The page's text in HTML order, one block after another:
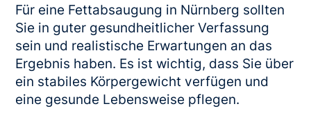
Für eine Fettabsaugung in Nürnberg sollten
Sie in guter gesundheitlicher Verfassung
sein und realistische Erwartungen an das
Ergebnis haben. Es ist wichtig, dass Sie über
ein stabiles Körpergewicht verfügen und
eine gesunde Lebensweise pflegen.